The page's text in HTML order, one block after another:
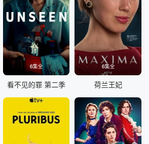
6集全
看不见的罪 第二季
6集全
荷兰王妃